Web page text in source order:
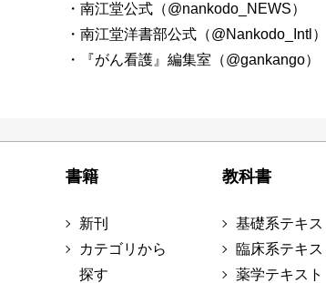
・南江堂公式（@nankodo_NEWS）
・南江堂洋書部公式（@Nankodo_Intl）
・『がん看護』編集室（@gankango）
書籍
新刊
カテゴリから
探す
教科書
基礎系テキス
臨床系テキス
薬学テキスト